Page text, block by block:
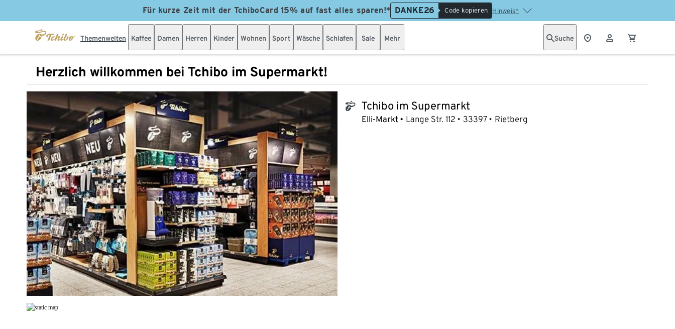
Für kurze Zeit mit der TchiboCard 15% auf fast alles sparen!* DANKE26 Code kopieren Hinweis*
Themenwelten Kaffee Damen Herren Kinder Wohnen Sport Wäsche Schlafen Sale Mehr Suche
Herzlich willkommen bei Tchibo im Supermarkt!
tchibo_logo Tchibo im Supermarkt
Elli-Markt Lange Str. 112 33397 Rietberg